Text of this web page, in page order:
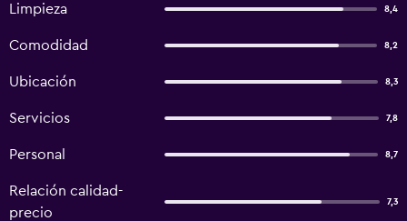
Limpieza 8,4
Comodidad 8,2
Ubicación 8,3
Servicios 7,8
Personal 8,7
Relación calidad-
precio
7,3